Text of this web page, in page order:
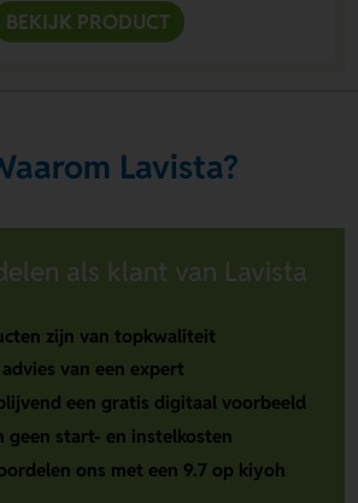
BEKIJK PRODUCT
Lavista?
als klant van Lavista
zijn van topkwaliteit
van een expert
een gratis digitaal voorbeeld
geen start- en instelkosten
ons met een 9.7 op kiyoh